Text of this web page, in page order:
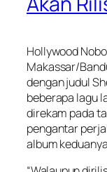
Hollywood
Makassar/
dengan judul
beberapa lagu
direkam pada
pengantar
album